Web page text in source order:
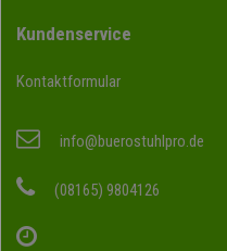
Kundenservice
Kontaktformular
info@buerostuhlpro.de
(08165) 9804126